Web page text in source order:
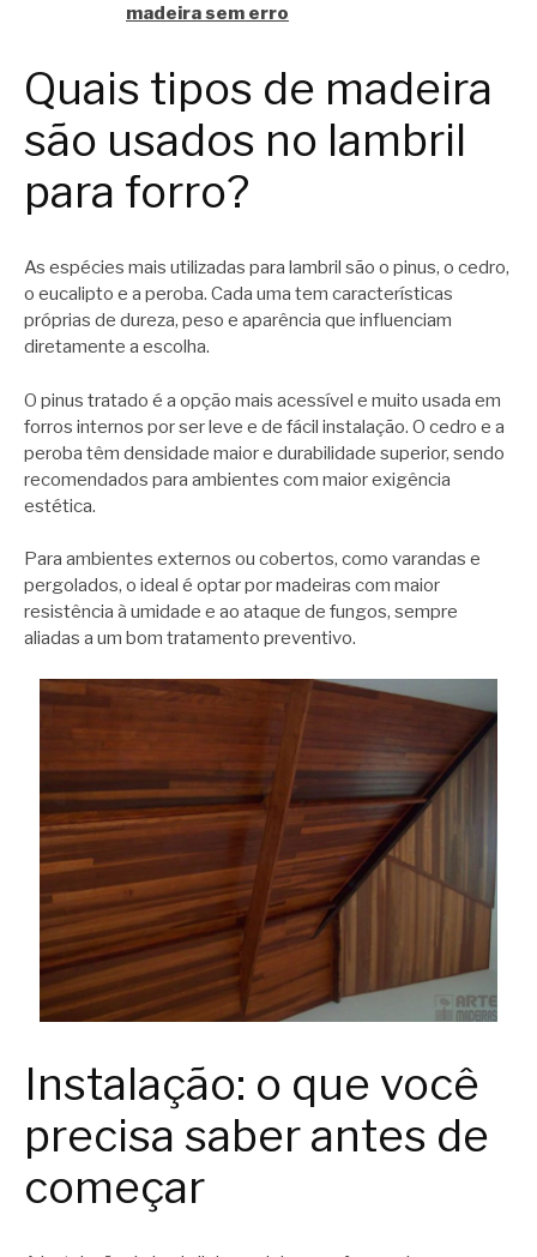
madeira sem erro
Quais tipos de madeira
são usados no lambril
para forro?
As espécies mais utilizadas para lambril são o pinus, o cedro,
o eucalipto e a peroba. Cada uma tem características
próprias de dureza, peso e aparência que influenciam
diretamente a escolha.
O pinus tratado é a opção mais acessível e muito usada em
forros internos por ser leve e de fácil instalação. O cedro e a
peroba têm densidade maior e durabilidade superior, sendo
recomendados para ambientes com maior exigência
estética.
Para ambientes externos ou cobertos, como varandas e
pergolados, o ideal é optar por madeiras com maior
resistência à umidade e ao ataque de fungos, sempre
aliadas a um bom tratamento preventivo.
Instalação: o que você
precisa saber antes de
começar